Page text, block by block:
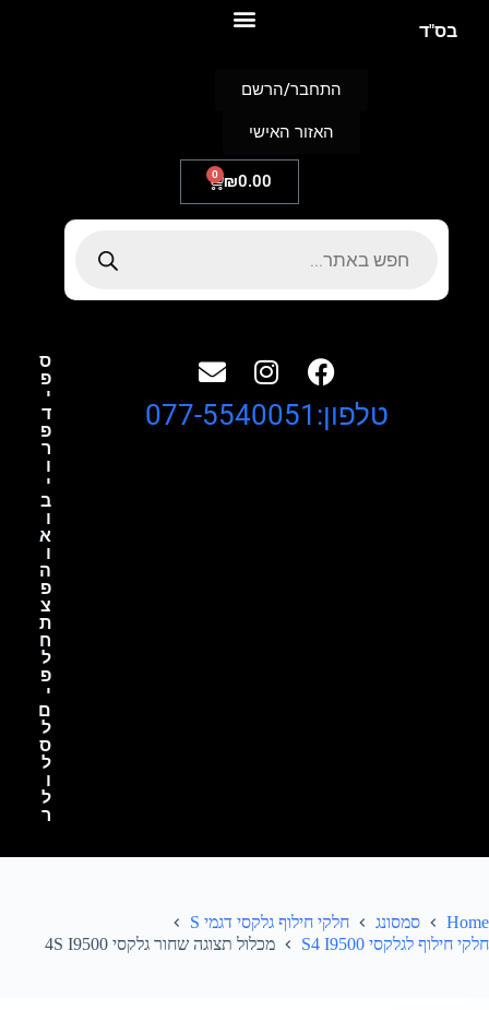
בס"ד
₪0.00
0
התחבר/הרשם
האזור האישי
ס
פ
י
ד
פ
ר
ו
י
ב
ו
א
ו
ה
פ
צ
ת
ח
ל
פ
י
ם
ל
ס
ל
ו
ל
ר
טלפון:077-5540051
Home סמסונג
חלקי חילוף גלקסי דגמי S
חלקי חילוף לגלקסי S4 I9500
מכלול תצוגה שחור גלקסי 4S I9500